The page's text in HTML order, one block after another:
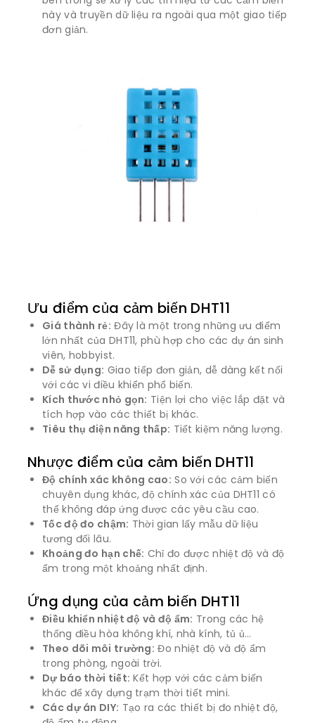
này và truyền dữ liệu ra ngoài qua một giao tiếp
đơn giản.
Ưu điểm của cảm biến DHT11
Giá thành rẻ: Đây là một trong những ưu điểm
lớn nhất của DHT11, phù hợp cho các dự án sinh
viên, hobbyist.
Dễ sử dụng: Giao tiếp đơn giản, dễ dàng kết nối
với các vi điều khiển phổ biến.
Kích thước nhỏ gọn: Tiện lợi cho việc lắp đặt và
tích hợp vào các thiết bị khác.
Tiêu thụ điện năng thấp: Tiết kiệm năng lượng.
Nhược điểm của cảm biến DHT11
Độ chính xác không cao: So với các cảm biến
chuyên dụng khác, độ chính xác của DHT11 có
thể không đáp ứng được các yêu cầu cao.
Tốc độ đo chậm: Thời gian lấy mẫu dữ liệu
tương đối lâu.
Khoảng đo hạn chế: Chỉ đo được nhiệt độ và độ
ẩm trong một khoảng nhất định.
Ứng dụng của cảm biến DHT11
Điều khiển nhiệt độ và độ ẩm: Trong các hệ
thống điều hòa không khí, nhà kính, tủ ủ…
Theo dõi môi trường: Đo nhiệt độ và độ ẩm
trong phòng, ngoài trời.
Dự báo thời tiết: Kết hợp với các cảm biến
khác để xây dựng trạm thời tiết mini.
Các dự án DIY: Tạo ra các thiết bị đo nhiệt độ,